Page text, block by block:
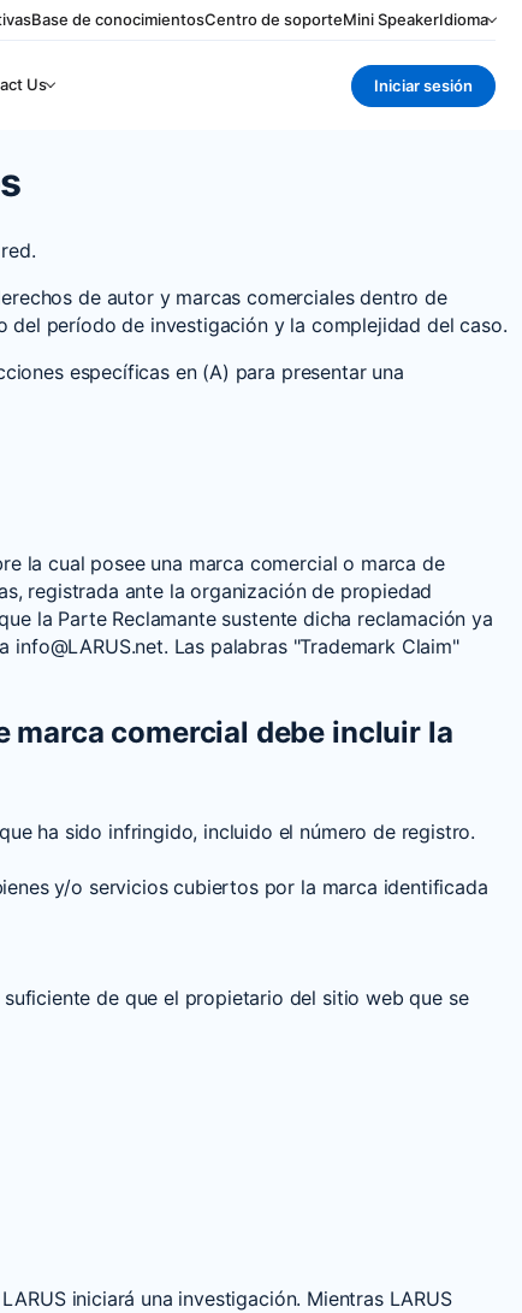
Base de conocimientosCentro de soporteMini SpeakerIdioma
Us Iniciar sesión
de autor y marcas comerciales dentro de
del período de investigación y la complejidad del caso.
específicas en (A) para presentar una
la cual posee una marca comercial o marca de
registrada ante la organización de propiedad
la Parte Reclamante sustente dicha reclamación ya
Las palabras "Trademark Claim"
marca comercial debe incluir la
ha sido infringido, incluido el número de registro.
y/o servicios cubiertos por la marca identificada
de que el propietario del sitio web que se
iniciará una investigación. Mientras LARUS